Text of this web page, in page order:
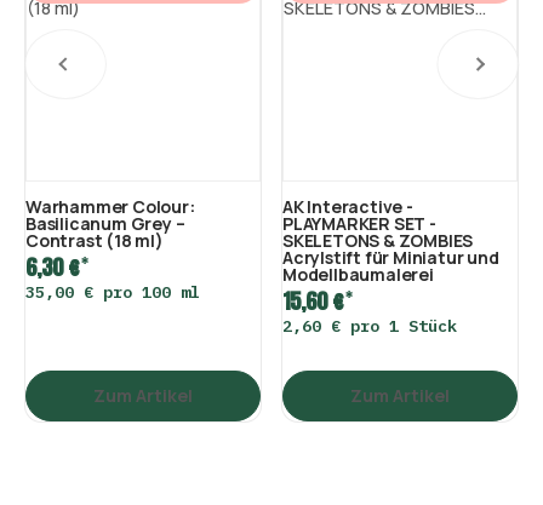
Warhammer Colour:
Basilicanum Grey –
Contrast (18 ml)
6,30 €*
35,00 € pro 100 ml
Zum Artikel
AK Interactive -
PLAYMARKER SET -
SKELETONS & ZOMBIES
Acrylstift für Miniatur und
Modellbaumalerei
15,60 €*
2,60 € pro 1 Stück
Zum Artikel